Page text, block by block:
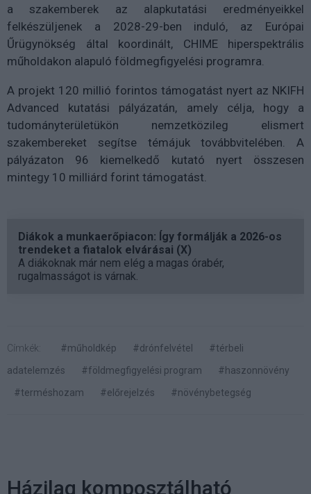
a szakemberek az alapkutatási eredményeikkel
felkészüljenek a 2028-29-ben induló, az Európai
Űrügynökség által koordinált, CHIME hiperspektrális
műholdakon alapuló földmegfigyelési programra.
A projekt 120 millió forintos támogatást nyert az NKIFH
Advanced kutatási pályázatán, amely célja, hogy a
tudományterületükön nemzetközileg elismert
szakembereket segítse témájuk továbbvitelében. A
pályázaton 96 kiemelkedő kutató nyert összesen
mintegy 10 milliárd forint támogatást.
Diákok a munkaerőpiacon: Így formálják a 2026-os
trendeket a fiatalok elvárásai (X)
A diákoknak már nem elég a magas órabér,
rugalmasságot is várnak.
Címkék: #műholdkép #drónfelvétel
#térbeli
adatelemzés
#földmegfigyelési program
#haszonnövény
#terméshozam
#előrejelzés #növénybetegség
Házilag komposztálható